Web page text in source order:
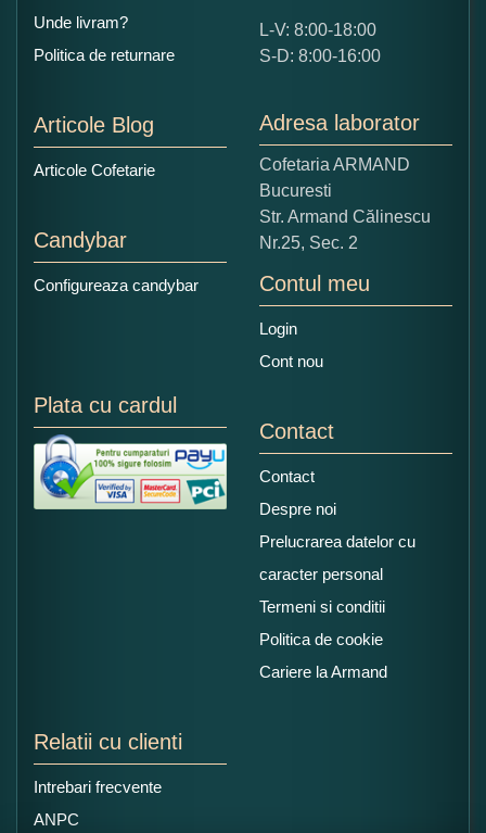
Unde livram?
Politica de returnare
Articole Blog
Articole Cofetarie
Candybar
Configureaza candybar
L-V: 8:00-18:00
S-D: 8:00-16:00
Adresa laborator
Cofetaria ARMAND
Bucuresti
Str. Armand Călinescu
Nr.25, Sec. 2
Contul meu
Login
Cont nou
Plata cu cardul
Contact
Contact
Despre noi
Prelucrarea datelor cu
caracter personal
Termeni si conditii
Politica de cookie
Cariere la Armand
Relatii cu clienti
Intrebari frecvente
ANPC